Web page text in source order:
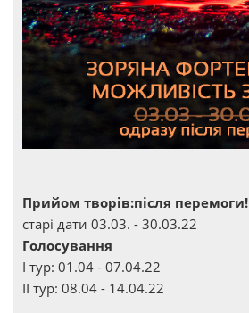
Прийом творів:після перемоги!
старі дати 03.03. - 30.03.22
Голосування
І тур: 01.04 - 07.04.22
ІІ тур: 08.04 - 14.04.22